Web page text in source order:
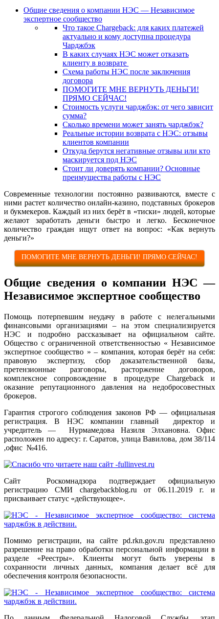
Общие сведения о компании НЭС — Независимое
экспертное сообщество
Что такое Chargeback: для каких платежей
актуально и кому доступна процедура
Чарджбэк
В каких случаях НЭС может отказать
клиенту в возврате
Схема работы НЭС после заключения
договора
ПОМОГИТЕ МНЕ ВЕРНУТЬ ДЕНЬГИ!
ПРЯМО СЕЙЧАС!
Стоимость услуги чарджбэк: от чего зависит
сумма?
Сколько времени может занять чарджбэк?
Реальные истории возврата с НЭС: отзывы
клиентов компании
Откуда берутся негативные отзывы или кто
маскируется под НЭС
Стоит ли доверять компании? Основные
преимущества работы с НЭС
Современные технологии постоянно развиваются, вместе с
ними растет количество онлайн-казино, подставных брокеров
и букмекеров. Каждый из них берёт в «тиски» людей, которые
желают заработать деньги быстро и легко. Бесконечное
количество граждан ищут ответ на вопрос: «Как вернуть
деньги?»
ПОМОГИТЕ МНЕ ВЕРНУТЬ ДЕНЬГИ! ПРЯМО СЕЙЧАС!
Общие сведения о компании НЭС —
Независимое экспертное сообщество
Помощь потерпевшим неудачу в работе с нелегальными
финансовыми организациями – на этом специализируется
НЭС и подробно рассказывает на официальном сайте.
Общество с ограниченной ответственностью « Независимое
экспертное сообщество » – компания, которая берёт на себя:
правовую экспертизу, сбор доказательственной базы,
претензионные разговоры, расторжение договоров,
комплексное сопровождение в процедуре Chargeback и
оказание репутационного давления на недобросовестных
брокеров.
Гарантия строгого соблюдения законов РФ — официальная
регистрация. В НЭС компании главный директор и
учредитель — Нурмамедова Назиля Элхановна. Офис
расположен по адресу: г. Саратов, улица Вавилова, дом 38/114
,офис №416.
Сайт Роскомнадзора подтверждает официальную
регистрацию СМИ chargebackblog.ru от 06.11.2019 г. и
присваивает статус «действующее».
Помимо регистрации, на сайте pd.rkn.gov.ru представлено
разрешение на право обработки персональной информации в
разделе «Реестры». Клиенты могут быть уверены в
сохранности личных данных, компания делает всё для
обеспечения контроля безопасности.